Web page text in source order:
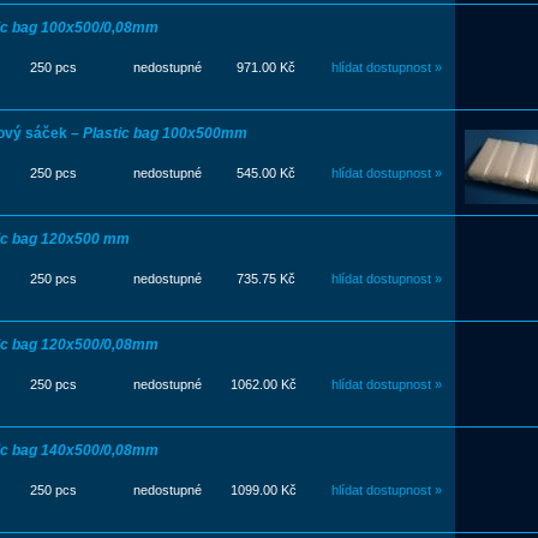
bag 100x500/0,08mm
250 pcs nedostupné 971.00 Kč hlídat dostupnost »
sáček – Plastic bag 100x500mm
250 pcs nedostupné 545.00 Kč hlídat dostupnost »
bag 120x500 mm
250 pcs nedostupné 735.75 Kč hlídat dostupnost »
bag 120x500/0,08mm
250 pcs nedostupné 1062.00 Kč hlídat dostupnost »
bag 140x500/0,08mm
250 pcs nedostupné 1099.00 Kč hlídat dostupnost »